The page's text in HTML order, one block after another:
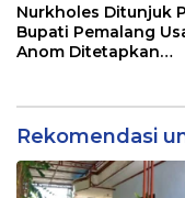
Nurkholes Ditunjuk
Bupati Pemalang
Anom Ditetapkan
Rekomendasi